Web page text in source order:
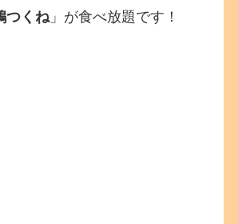
つくね 」が食べ放題です！